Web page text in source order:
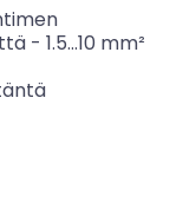
- 1.5...10 mm²